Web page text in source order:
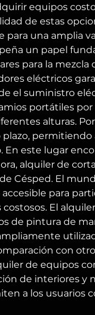
equipos
de estas
para una amplia
un papel
para la
eléctricos
el suministro
portátiles
alturas.
este lugar
alquiler de
Césped. El
para
El
de pintura de
con
de equipos
de interiores y
a los